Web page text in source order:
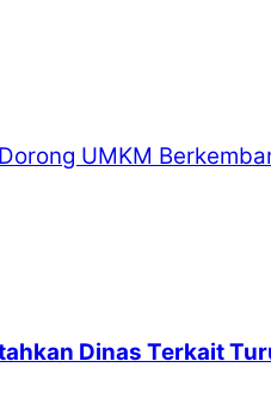
Dorong UMKM
Dinas Terkait